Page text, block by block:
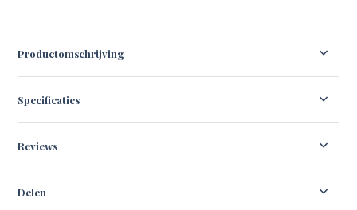
Productomschrijving
Specificaties
Reviews
Delen